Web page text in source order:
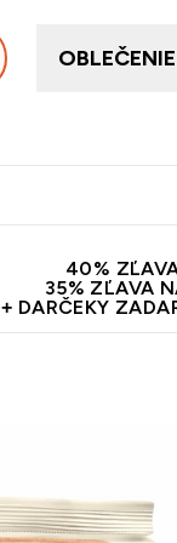
OBLEČENIE
40%
35% ZĽAVA
+ DARČEKY